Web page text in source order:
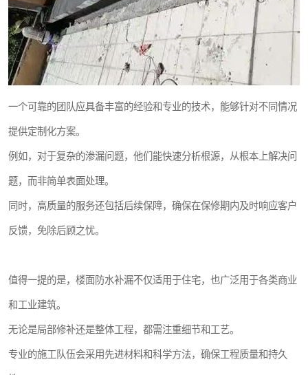
一个可靠的团队应具备丰富的经验和专业的技术，能够针对不同情况
提供定制化方案。
例如，对于复杂的渗漏问题，他们能快速分析根源，从根本上解决问
题，而非简单表面处理。
同时，高质量的服务还包括后续保障，确保在保修期内及时响应客户
反馈，免除后顾之忧。
值得一提的是，楼面防水补漏不仅适用于住宅，也广泛用于各类商业
和工业建筑。
无论是局部修补还是整体工程，都需注重细节和工艺。
专业的施工队伍会采用先进材料和科学方法，确保工程质量和持久